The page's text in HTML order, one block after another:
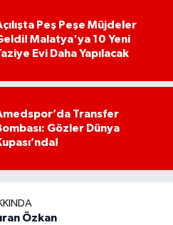
Peş Peşe Müjdeler
Malatya'ya 10 Yeni
Evi Daha Yapılacak
Transfer
Gözler Dünya
Özkan